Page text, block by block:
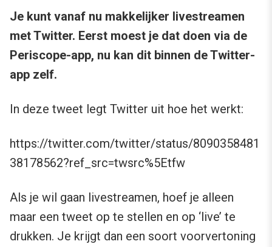
Je kunt vanaf nu makkelijker livestreamen
met Twitter. Eerst moest je dat doen via de
Periscope-app, nu kan dit binnen de Twitter-
app zelf.
In deze tweet legt Twitter uit hoe het werkt:
https://twitter.com/twitter/status/8090358481
38178562?ref_src=twsrc%5Etfw
Als je wil gaan livestreamen, hoef je alleen
maar een tweet op te stellen en op ‘live’ te
drukken. Je krijgt dan een soort voorvertoning